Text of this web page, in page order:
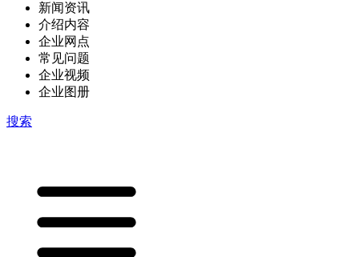
新闻资讯
介绍内容
企业网点
常见问题
企业视频
企业图册
搜索